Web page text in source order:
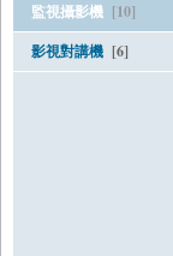
監視攝影機 [10]
影視對講機 [6]